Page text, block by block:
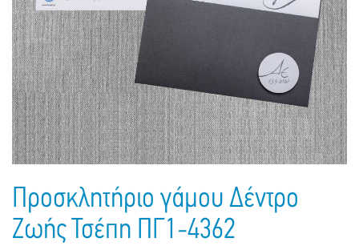
Πακέτα Δώρων
Σακούλες
Τσάντες - Ποδιές - Ομπρέλες
Βιβλία
Παιδικό Πάρτι
Παιδικά Είδη
Ημερολόγια - Ατζέντες
Γραφική Ύλη
Είδη Γραφείου
Τετράδια - Φάκελοι
Μπλοκ Ζωγραφικής
Προσκλητήριο γάμου Δέντρο
Ζωής Τσέπη ΠΓ1-4362